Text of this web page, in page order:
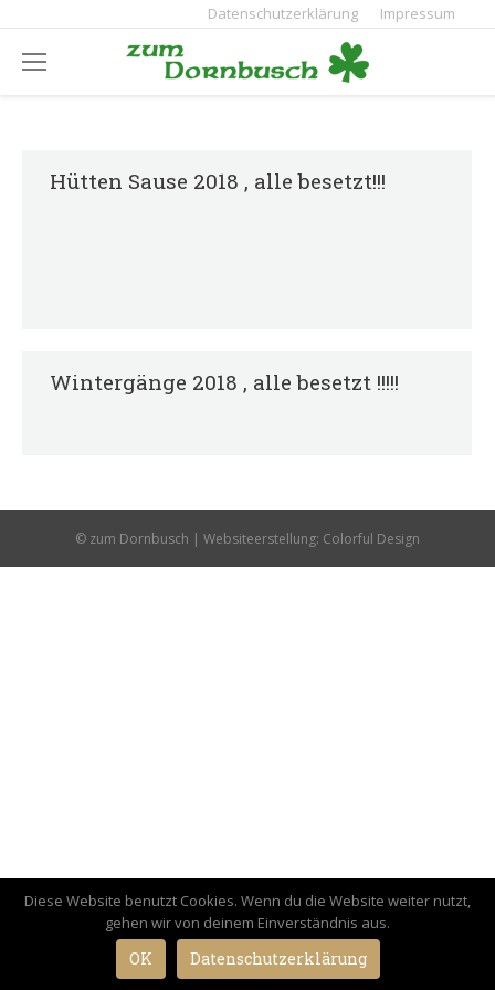
Datenschutzerklärung Impressum
Hütten Sause 2018 , alle besetzt!!!
Wintergänge 2018 , alle besetzt !!!!!
© zum Dornbusch | Websiteerstellung: Colorful Design
Diese Website benutzt Cookies. Wenn du die Website weiter nutzt,
gehen wir von deinem Einverständnis aus.
OK Datenschutzerklärung